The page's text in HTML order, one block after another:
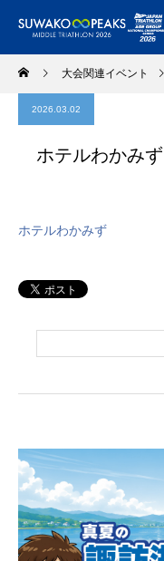
大会関連イベント
2026.03.02
ホテルわかみず
ホテルわかみず